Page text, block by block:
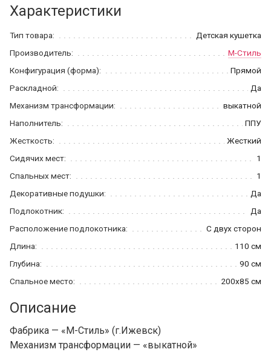
Характеристики
Тип товара:
Детская кушетка
Производитель:
М-Стиль
Конфигурация (форма):
Прямой
Раскладной:
Да
Механизм трансформации:
выкатной
Наполнитель:
ППУ
Жесткость:
Жесткий
Сидячих мест:
1
Спальных мест:
1
Декоративные подушки:
Да
Подлокотник:
Да
Расположение подлокотника:
С двух сторон
Длина:
110 см
Глубина:
90 см
Спальное место:
200x85 см
Описание
Фабрика — «М-Стиль» (г.Ижевск)
Механизм трансформации — «выкатной»